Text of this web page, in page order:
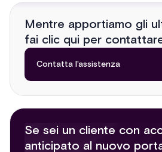
Mentre apportiamo gli
fai clic qui per
Contatta l'assistenza
Se sei un cliente con
anticipato al nuovo